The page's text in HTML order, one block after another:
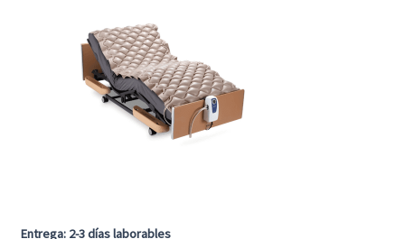
Entrega: 2-3 días laborables